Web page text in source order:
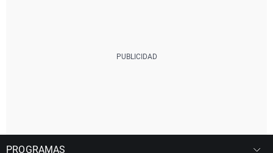
PROGRAMAS